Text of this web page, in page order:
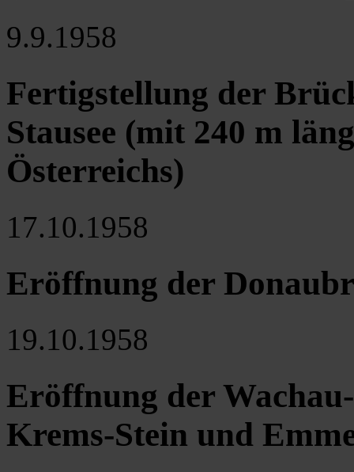
9.9.1958
Fertigstellung der
Stausee (mit 240 m
Österreichs)
17.10.1958
Eröffnung der
19.10.1958
Eröffnung der
Krems-Stein und